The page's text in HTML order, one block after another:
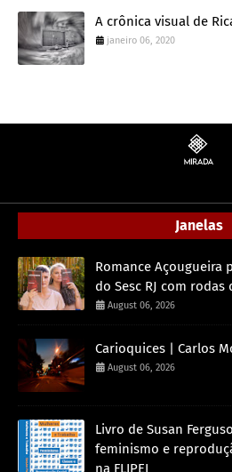
A crônica visual de
janeiro 06, 2020
Janelas
Romance Açougueira
do Sesc RJ com
August 06, 2026
Carioquices | Carlos
August 06, 2026
Livro de Susan
feminismo e
na FLIPEI